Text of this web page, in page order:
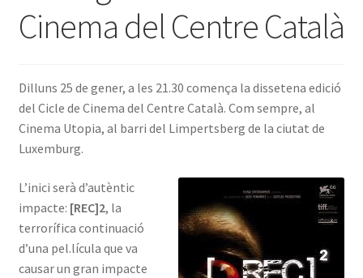
LLIBRE
Cinema del Centre Català
Dilluns 25 de gener, a les 21.30 comença la dissetena edició
del Cicle de Cinema del Centre Català. Com sempre, al
Cinema Utopia, al barri del Limpertsberg de la ciutat de
Luxemburg.
L’inici serà d’autèntic
impacte: [REC]2, la
terrorífica continuació
d’una pel.lícula que va
causar un gran impacte